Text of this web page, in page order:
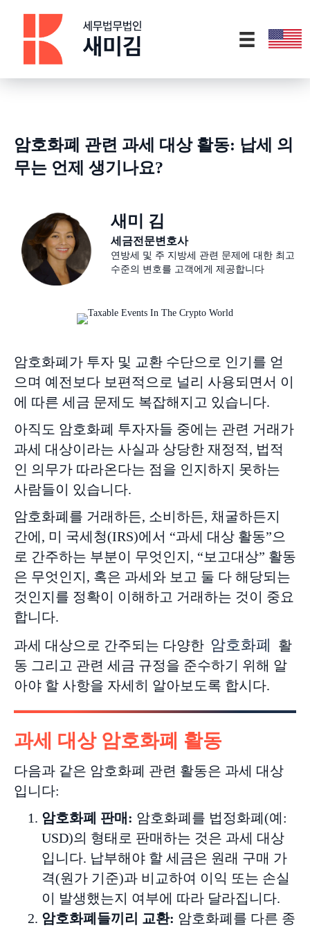
암호화폐 관련 과세 대상 활동: 납세 의
무는 언제 생기나요?
새미 김
세금전문변호사
연방세 및 주 지방세 관련 문제에 대한 최고
수준의 변호를 고객에게 제공합니다
암호화폐가 투자 및 교환 수단으로 인기를 얻
으며 예전보다 보편적으로 널리 사용되면서 이
에 따른 세금 문제도 복잡해지고 있습니다.
아직도 암호화폐 투자자들 중에는 관련 거래가
과세 대상이라는 사실과 상당한 재정적, 법적
인 의무가 따라온다는 점을 인지하지 못하는
사람들이 있습니다.
암호화폐를 거래하든, 소비하든, 채굴하든지
간에, 미 국세청(IRS)에서 “과세 대상 활동”으
로 간주하는 부분이 무엇인지, “보고대상” 활동
은 무엇인지, 혹은 과세와 보고 둘 다 해당되는
것인지를 정확이 이해하고 거래하는 것이 중요
합니다.
과세 대상으로 간주되는 다양한 암호화폐
활
동 그리고 관련 세금 규정을 준수하기 위해 알
아야 할 사항을 자세히 알아보도록 합시다.
과세 대상 암호화폐 활동
다음과 같은 암호화폐 관련 활동은 과세 대상
입니다:
암호화폐
판매 : 암호화폐를 법정화폐(예:
USD)의 형태로 판매하는 것은 과세 대상
입니다. 납부해야 할 세금은 원래 구매 가
격(원가 기준)과 비교하여 이익 또는 손실
이 발생했는지 여부에 따라 달라집니다.
암호화폐들끼리 교환: 암호화폐를 다른 종